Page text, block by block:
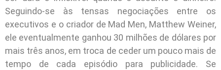
Seguindo-se às tensas negociações entre os
executivos e o criador de Mad Men, Matthew Weiner,
ele eventualmente ganhou 30 milhões de dólares por
mais três anos, em troca de ceder um pouco mais de
tempo de cada episódio para publicidade. Se